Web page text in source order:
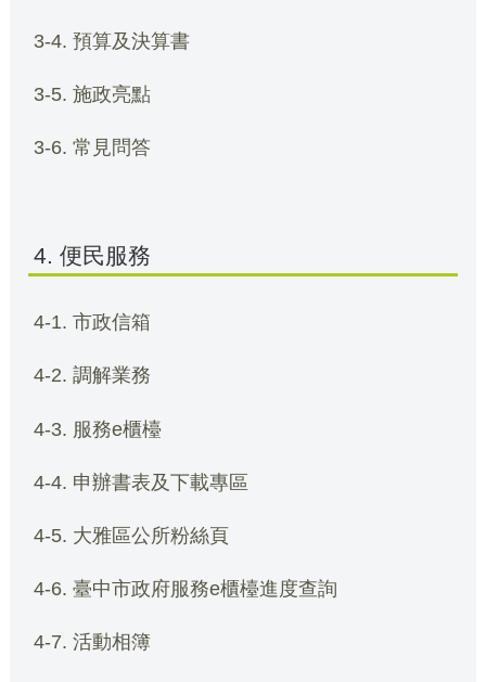
3-4. 預算及決算書
3-5. 施政亮點
3-6. 常見問答
4. 便民服務
4-1. 市政信箱
4-2. 調解業務
4-3. 服務e櫃檯
4-4. 申辦書表及下載專區
4-5. 大雅區公所粉絲頁
4-6. 臺中市政府服務e櫃檯進度查詢
4-7. 活動相簿